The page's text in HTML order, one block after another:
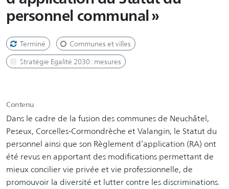
personnel communal »
Terminé Communes et villes
Stratégie Egalité 2030 : mesures
Contenu
Dans le cadre de la fusion des communes de Neuchâtel,
Peseux, Corcelles-Cormondrèche et Valangin, le Statut du
personnel ainsi que son Règlement d’application (RA) ont
été revus en apportant des modifications permettant de
mieux concilier vie privée et vie professionnelle, de
promouvoir la diversité et lutter contre les discriminations.